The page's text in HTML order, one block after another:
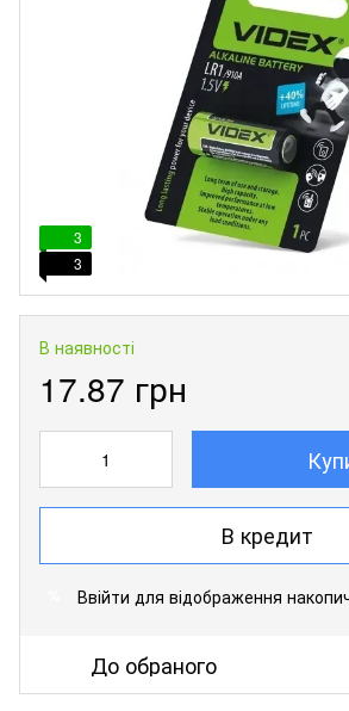
3
3
В наявності
17.87 грн
В кредит
Ввійти для відображення
До обраного